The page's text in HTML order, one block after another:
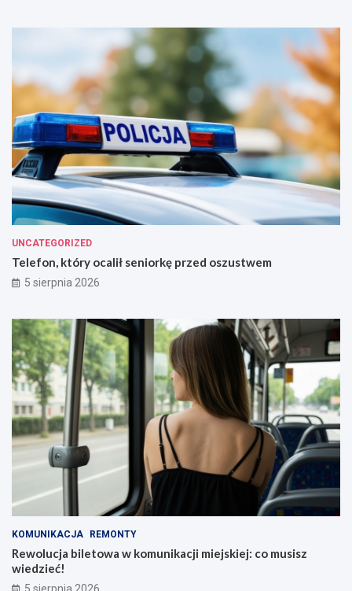
UNCATEGORIZED
Telefon, który ocalił seniorkę przed oszustwem
5 sierpnia 2026
KOMUNIKACJA REMONTY
Rewolucja biletowa w komunikacji miejskiej: co musisz
wiedzieć!